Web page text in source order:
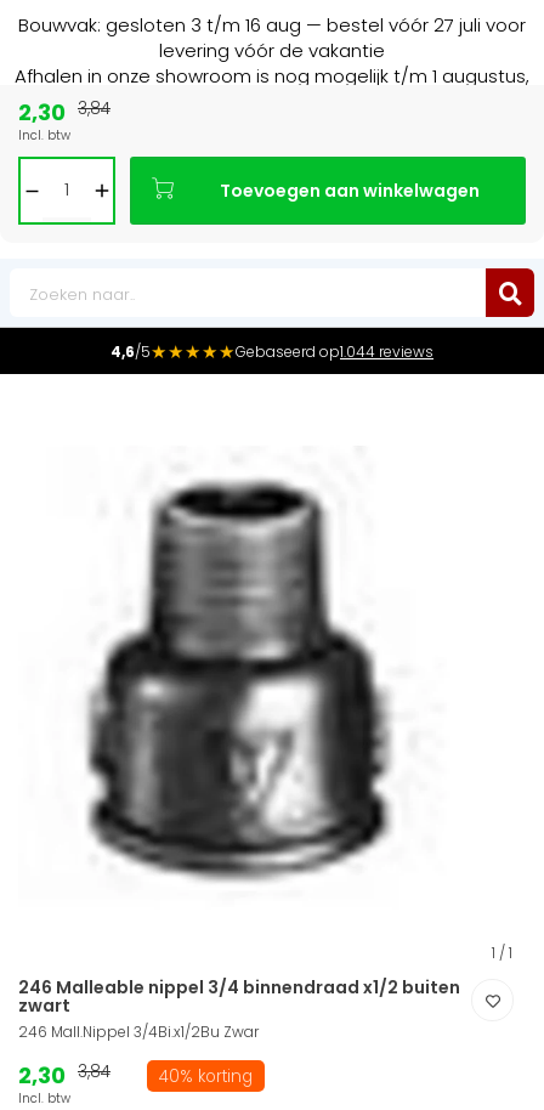
Bouwvak: gesloten 3 t/m 16 aug — bestel vóór 27 juli voor
levering vóór de vakantie
Afhalen in onze showroom is nog mogelijk t/m 1 augustus,
4,6/5★★★★★Gebaseerd op1.044 reviews
1 / 1
246 Malleable nippel 3/4 binnendraad x1/2 buiten
zwart
246 Mall.Nippel 3/4Bi.x1/2Bu Zwar
2,30
Incl. btw
3,84 40% korting
2,30
Incl. btw
3,84
Toevoegen aan winkelwagen